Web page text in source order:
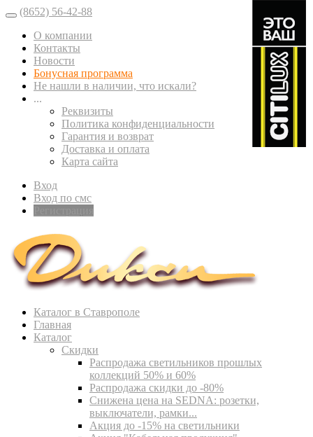
(8652) 56-42-88
О компании
Контакты
Новости
Бонусная программа
Не нашли в наличии, что искали?
...
Реквизиты
Политика конфиденциальности
Гарантия и возврат
Доставка и оплата
Карта сайта
Вход
Вход по смс
Каталог в Ставрополе
Главная
Каталог
Скидки
Распродажа светильников прошлых
коллекций 50% и 60%
Распродажа скидки до -80%
Cнижена цена на SEDNA: розетки,
выключатели, рамки...
Акция до -15% на светильники